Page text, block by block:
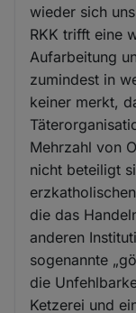
wieder sich
RKK trifft eine
Aufarbeitung
zumindest in
keiner merkt,
Mehrzahl von
nicht beteiligt
die das
anderen
sogenannte
die
Ketzerei und